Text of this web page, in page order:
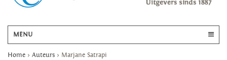
MENU
Home > Auteurs > Marjane Satrapi